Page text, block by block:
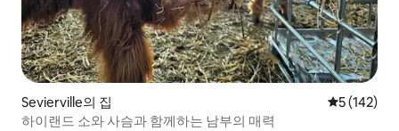
Sevierville의 집 평점 5점(5
5 (142)
하이랜드 소와 사슴과 함께하는 남부의 매력